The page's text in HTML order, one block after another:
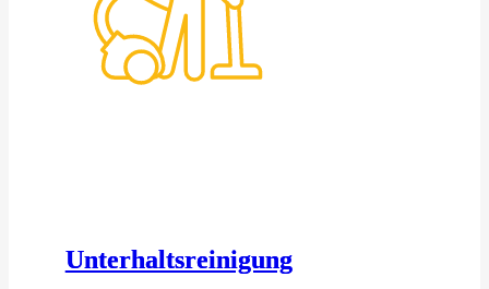
Unterhaltsreinigung